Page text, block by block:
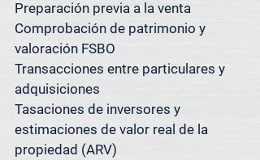
mercados? Tenemos lo que
necesita.
Además de servir a [Suburbio],
Spacedesk Appraisal Group también
ofrece servicios de tasación en
Austin, San Antonio, Houston y el
área metropolitana de Dallas-Fort
Preparación previa a la venta
Comprobación de patrimonio y
valoración FSBO
Transacciones entre particulares y
adquisiciones
Tasaciones de inversores y
estimaciones de valor real de la
propiedad (ARV)